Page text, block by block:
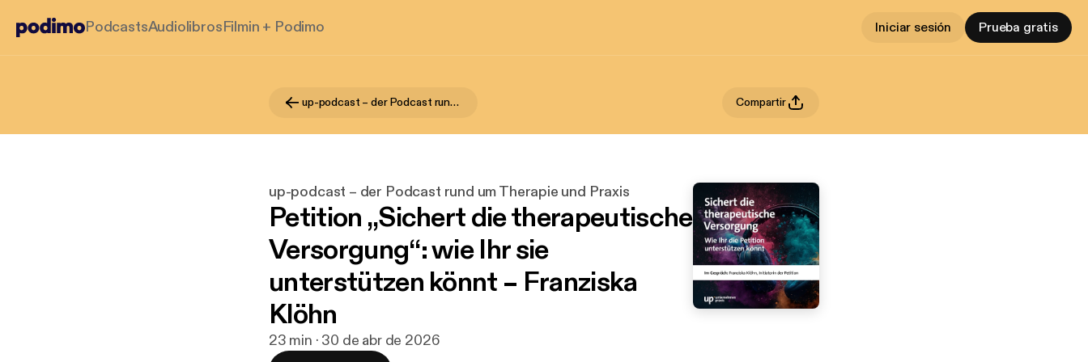
PodcastsAudiolibrosFilmin + Podimo Iniciar sesión Prueba gratis
up-podcast – der Podcast rund um Therapie und Praxis Compartir
up-podcast – der Podcast rund um Therapie und Praxis
Petition „Sichert die therapeutische
Versorgung“: wie Ihr sie
unterstützen könnt – Franziska
Klöhn
23 min · 30 de abr de 2026